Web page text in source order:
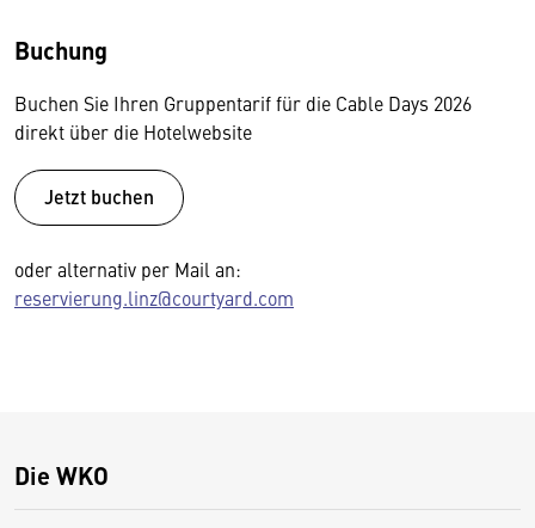
Buchung
Buchen Sie Ihren Gruppentarif für die Cable Days 2026
direkt über die Hotelwebsite
Jetzt buchen
oder alternativ per Mail an:
reservierung.linz@courtyard.com
Die WKO